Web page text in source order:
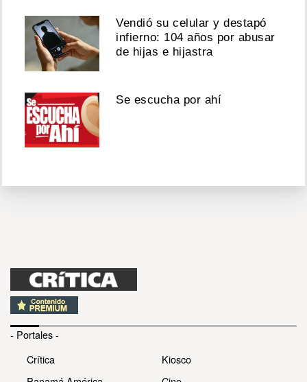
Vendió su celular y destapó
infierno: 104 años por abusar
de hijas e hijastra
Se escucha por ahí
- Portales -
Crítica
Kiosco